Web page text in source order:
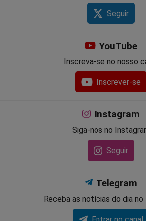
Seguir
YouTube
Inscreva-se no nosso
Inscrever-se
Instagram
Siga-nos no
Seguir
Telegram
Receba as notícias do dia no